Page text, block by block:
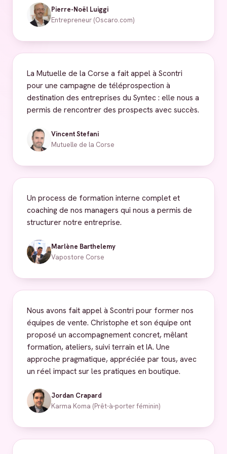
Pierre-Noël Luiggi
Entrepreneur (Oscaro.com)
La Mutuelle de la Corse a fait appel à Scontri
pour une campagne de téléprospection à
destination des entreprises du Syntec : elle nous a
permis de rencontrer des prospects avec succès.
Vincent Stefani
Mutuelle de la Corse
Un process de formation interne complet et
coaching de nos managers qui nous a permis de
structurer notre entreprise.
Marlène Barthelemy
Vapostore Corse
Nous avons fait appel à Scontri pour former nos
équipes de vente. Christophe et son équipe ont
proposé un accompagnement concret, mêlant
formation, ateliers, suivi terrain et IA. Une
approche pragmatique, appréciée par tous, avec
un réel impact sur les pratiques en boutique.
Jordan Crapard
Karma Koma (Prêt-à-porter féminin)